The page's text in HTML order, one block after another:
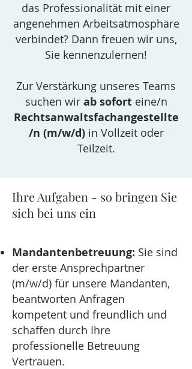
das Professionalität mit einer
angenehmen Arbeitsatmosphäre
verbindet? Dann freuen wir uns,
Sie kennenzulernen!
Zur Verstärkung unseres Teams
suchen wir ab soforteine/n
Rechtsanwaltsfachangestellte
/n (m/w/d) in Vollzeit oder
Teilzeit.
Ihre Aufgaben - so bringen Sie
sich bei uns ein
Mandantenbetreuung: Sie sind
der erste Ansprechpartner
(m/w/d) für unsere Mandanten,
beantworten Anfragen
kompetent und freundlich und
schaffen durch Ihre
professionelle Betreuung
Vertrauen.